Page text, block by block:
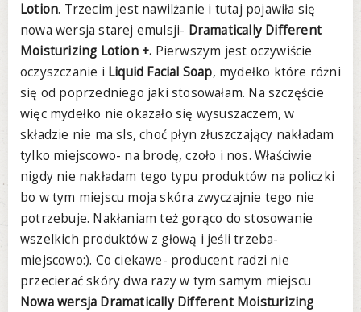
Lotion. Trzecim jest nawilżanie i tutaj pojawiła się
nowa wersja starej emulsji- Dramatically Different
Moisturizing Lotion +. Pierwszym jest oczywiście
oczyszczanie i Liquid Facial Soap, mydełko które różni
się od poprzedniego jaki stosowałam. Na szczęście
więc mydełko nie okazało się wysuszaczem, w
składzie nie ma sls, choć płyn złuszczający nakładam
tylko miejscowo- na brodę, czoło i nos. Właściwie
nigdy nie nakładam tego typu produktów na policzki
bo w tym miejscu moja skóra zwyczajnie tego nie
potrzebuje. Nakłaniam też gorąco do stosowanie
wszelkich produktów z głową i jeśli trzeba-
miejscowo:). Co ciekawe- producent radzi nie
przecierać skóry dwa razy w tym samym miejscu
Nowa wersja Dramatically Different Moisturizing